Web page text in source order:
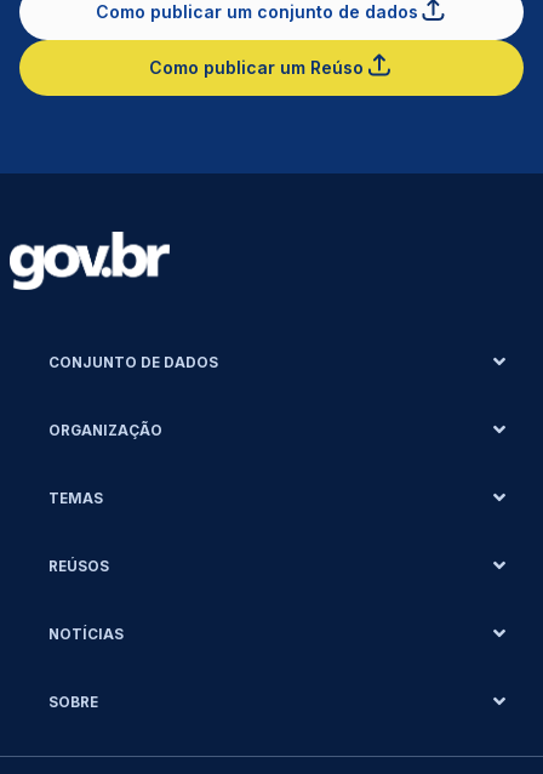
Como publicar um conjunto de dados
Como publicar um Reúso
CONJUNTO DE DADOS
ORGANIZAÇÃO
TEMAS
REÚSOS
NOTÍCIAS
SOBRE